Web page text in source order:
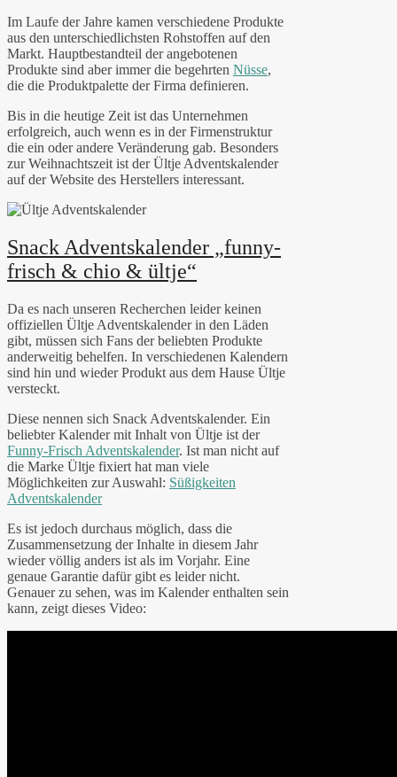
Im Laufe der Jahre kamen verschiedene Produkte
aus den unterschiedlichsten Rohstoffen auf den
Markt. Hauptbestandteil der angebotenen
Produkte sind aber immer die begehrten Nüsse,
die die Produktpalette der Firma definieren.
Bis in die heutige Zeit ist das Unternehmen
erfolgreich, auch wenn es in der Firmenstruktur
die ein oder andere Veränderung gab. Besonders
zur Weihnachtszeit ist der Ültje Adventskalender
auf der Website des Herstellers interessant.
Snack Adventskalender „funny-
frisch & chio & ültje“
Da es nach unseren Recherchen leider keinen
offiziellen Ültje Adventskalender in den Läden
gibt, müssen sich Fans der beliebten Produkte
anderweitig behelfen. In verschiedenen Kalendern
sind hin und wieder Produkt aus dem Hause Ültje
versteckt.
Diese nennen sich Snack Adventskalender. Ein
beliebter Kalender mit Inhalt von Ültje ist der
Funny-Frisch Adventskalender. Ist man nicht auf
die Marke Ültje fixiert hat man viele
Möglichkeiten zur Auswahl: Süßigkeiten
Adventskalender
Es ist jedoch durchaus möglich, dass die
Zusammensetzung der Inhalte in diesem Jahr
wieder völlig anders ist als im Vorjahr. Eine
genaue Garantie dafür gibt es leider nicht.
Genauer zu sehen, was im Kalender enthalten sein
kann, zeigt dieses Video: